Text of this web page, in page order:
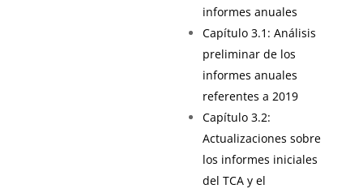
informes anuales
Capítulo 3.1: Análisis
preliminar de los
informes anuales
referentes a 2019
Capítulo 3.2:
Actualizaciones sobre
los informes iniciales
del TCA y el